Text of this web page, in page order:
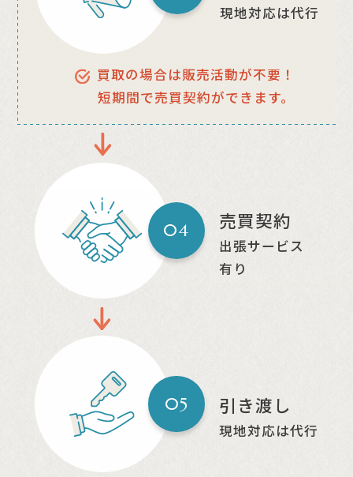
現地対応は代行
買取の場合は販売活動が不要！
短期間で売買契約ができます。
04 売買契約
出張サービス
有り
05 引き渡し
現地対応は代行